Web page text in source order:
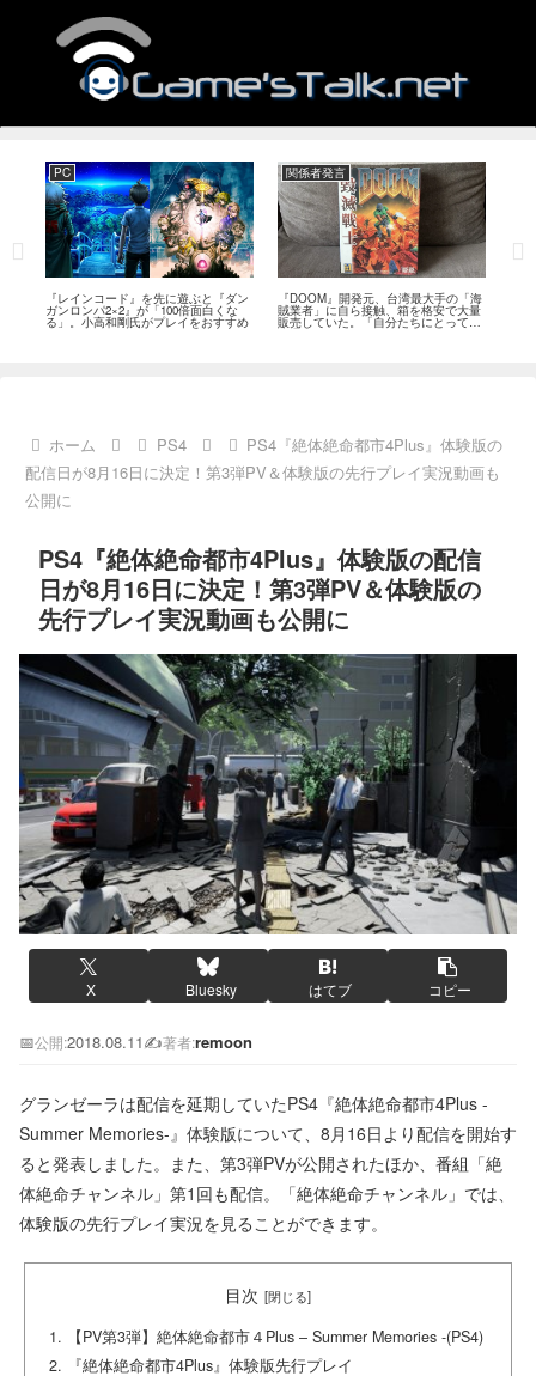
PC
『レインコード』を先に遊ぶと『ダン
ガンロンパ2×2』が「100倍面白くな
る」。小高和剛氏がプレイをおすすめ
関係者発言
『DOOM』開発元、台湾最大手の「海
賊業者」に自ら接触、箱を格安で大量
販売していた。「自分たちにとっては
流通だった」
ホーム PS4
PS4『絶体絶命都市4Plus』体験版の
配信日が8月16日に決定！第3弾PV＆体験版の先行プレイ実況動画も
公開に
PS4『絶体絶命都市4Plus』体験版の配信
日が8月16日に決定！第3弾PV＆体験版の
先行プレイ実況動画も公開に
X Bluesky はてブ コピー
📅公開:2018.08.11✍️著者:remoon
グランゼーラは配信を延期していたPS4『絶体絶命都市4Plus -
Summer Memories-』体験版について、8月16日より配信を開始す
ると発表しました。また、第3弾PVが公開されたほか、番組「絶
体絶命チャンネル」第1回も配信。「絶体絶命チャンネル」では、
体験版の先行プレイ実況を見ることができます。
目次
【PV第3弾】絶体絶命都市４Plus – Summer Memories -(PS4)
『絶体絶命都市4Plus』体験版先行プレイ